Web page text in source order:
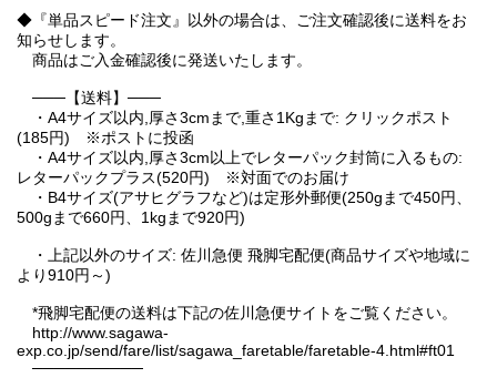
◆『単品スピード注文』以外の場合は、ご注文確認後に送料をお
知らせします。
商品はご入金確認後に発送いたします。
───【送料】───
・A4サイズ以内,厚さ3cmまで,重さ1Kgまで: クリックポスト
(185円) ※ポストに投函
・A4サイズ以内,厚さ3cm以上でレターパック封筒に入るもの:
レターパックプラス(520円) ※対面でのお届け
・B4サイズ(アサヒグラフなど)は定形外郵便(250gまで450円、
500gまで660円、1kgまで920円)
・上記以外のサイズ: 佐川急便 飛脚宅配便(商品サイズや地域に
より910円～)
*飛脚宅配便の送料は下記の佐川急便サイトをご覧ください。
http://www.sagawa-
exp.co.jp/send/fare/list/sagawa_faretable/faretable-4.html#ft01
──────────